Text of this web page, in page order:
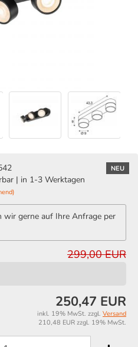
NEU
| in 1-3 Werktagen
wir gerne auf Ihre Anfrage per
299,00 EUR
250,47 EUR
inkl. 19% MwSt. zzgl. Versand
210,48 EUR zzgl. 19% MwSt.